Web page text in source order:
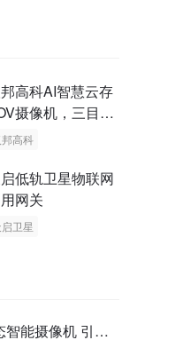
高科AI智慧云存
摄像机，三目太
多摄球机
高科
能多摄球机
低轨卫星物联网
网关
卫星
摄像机 引领